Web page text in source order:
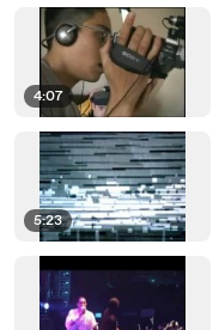
4:07
5:23